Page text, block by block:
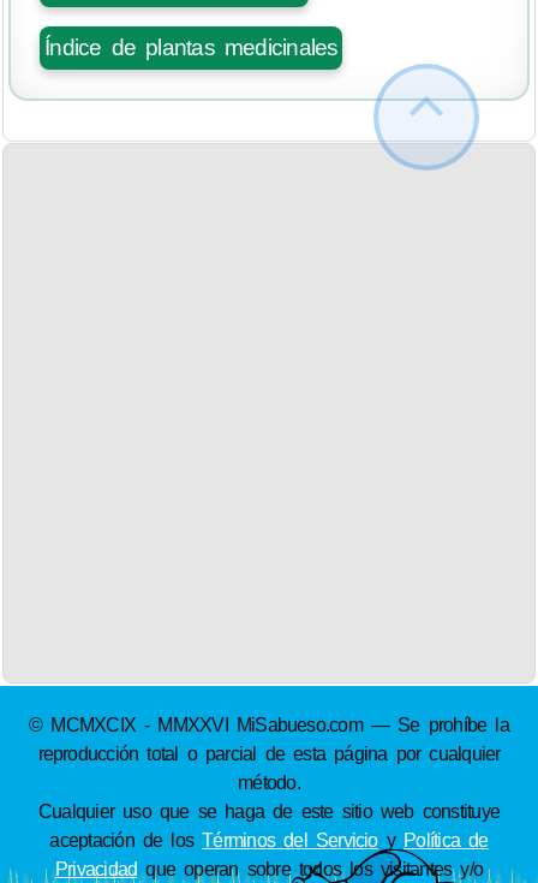
Índice de plantas medicinales
© MCMXCIX - MMXXVI MiSabueso.com — Se prohíbe la
reproducción total o parcial de esta página por cualquier
método.
Cualquier uso que se haga de este sitio web constituye
aceptación de losTérminos del Servicioy Política de
Privacidad que operan sobre todos los visitantes y/o